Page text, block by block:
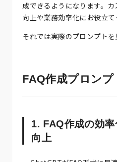
成できるようになります。
向上や業務効率化にお役立て
それでは実際のプロンプトを
FAQ作成プロンプ
1. FAQ作成の効
向上